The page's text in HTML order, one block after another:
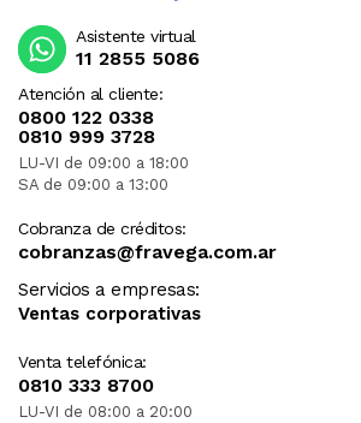
Atención al cliente:
0800 122 0338
0810 999 3728
LU-VI de 09:00 a 18:00
SA de 09:00 a 13:00
Cobranza de créditos:
cobranzas@fravega.com.ar
Servicios a empresas:
Ventas corporativas
Venta telefónica:
0810 333 8700
LU-VI de 08:00 a 20:00
Asistente virtual
11 2855 5086